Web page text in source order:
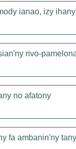
ianao, izy
rivo-
no afatony
fa ambanin'ny